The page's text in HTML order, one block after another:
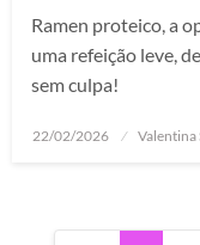
Ramen proteico, a
uma refeição leve,
sem culpa!
Posted
22/02/2026 Valentina
Paginação